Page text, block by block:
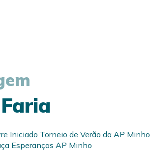
Iniciado Torneio de Verão da AP Minho
Esperanças AP Minho